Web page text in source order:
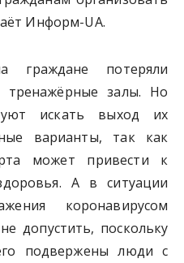
Информ-UA.
граждане потеряли
тренажёрные залы. Но
искать выход их
варианты, так как
может привести к
А в ситуации
коронавирусом
допустить, поскольку
подвержены люди с